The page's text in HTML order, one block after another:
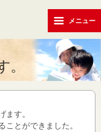
メニュー
ます。
ことができました。